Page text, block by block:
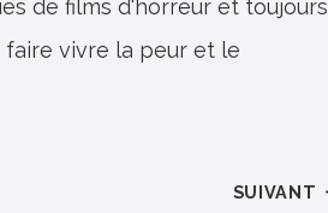
de films d'horreur et toujours
vivre la peur et le
SUIVANT